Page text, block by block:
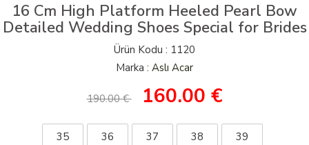
16 Cm High Platform Heeled Pearl Bow
Detailed Wedding Shoes Special for Brides
Ürün Kodu : 1120
Marka : Aslı Acar
190.00 € 160.00 €
35 36 37 38 39